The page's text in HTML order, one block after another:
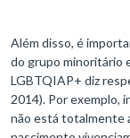
Além disso, é
do grupo minoritário
LGBTQIAP+ diz
2014). Por exemplo,
não está totalmente